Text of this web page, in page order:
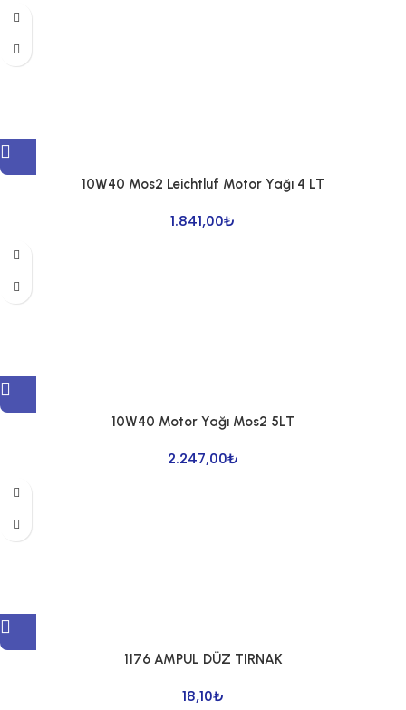
10W40 Mos2 Leichtluf Motor Yağı 4 LT
1.841,00₺
10W40 Motor Yağı Mos2 5LT
2.247,00₺
1176 AMPUL DÜZ TIRNAK
18,10₺